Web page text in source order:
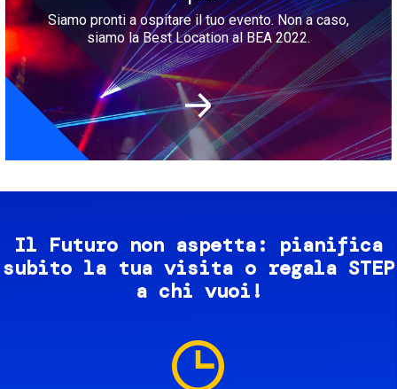
Siamo pronti a ospitare il tuo evento. Non a caso,
siamo la Best Location al BEA 2022.
Il Futuro non aspetta: pianifica
subito la tua visita o regala STEP
a chi vuoi!